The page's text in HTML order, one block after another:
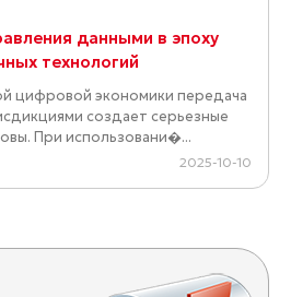
данными в эпоху
технологий
цифровой экономики передача
создает серьезные
При использовани�...
2025-10-10